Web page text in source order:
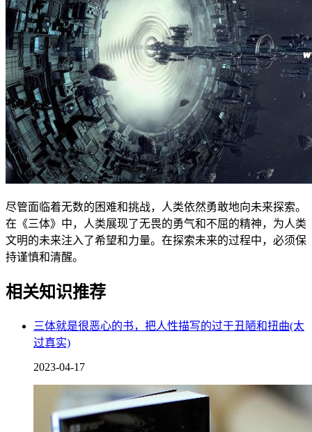
尽管面临着无数的困难和挑战，人类依然勇敢地向未来探索。
在《三体》中，人类展现了无畏的勇气和不屈的精神，为人类
文明的未来注入了希望和力量。在探索未来的过程中，必须保
持谨慎和清醒。
相关知识推荐
三体就是很恶心的书，把人性描写的过于丑陋和扭曲(太
过真实)
2023-04-17